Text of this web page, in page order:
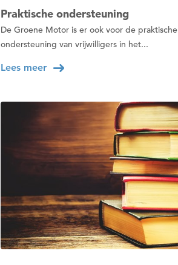
Praktische ondersteuning
De Groene Motor is er ook voor de praktische
ondersteuning van vrijwilligers in het...
Lees meer